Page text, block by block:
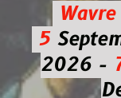
Wavre
5
2026 -